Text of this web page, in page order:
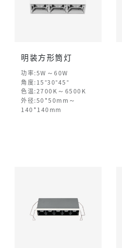
明装方形筒灯
功率:5W ～ 60W
角度:15°30°45°
色温:2700K ～ 6500K
外径:50*50mm ～
140*140mm